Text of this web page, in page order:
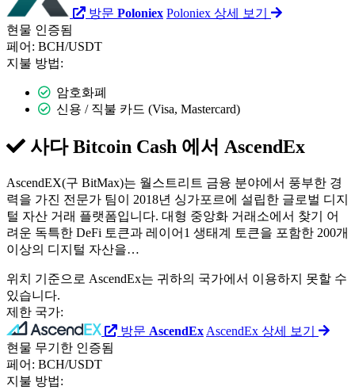
방문 Poloniex Poloniex 상세 보기
현물 인증됨
페어: BCH/USDT
지불 방법:
암호화폐
신용 / 직불 카드 (Visa, Mastercard)
사다 Bitcoin Cash 에서 AscendEx
AscendEX(구 BitMax)는 월스트리트 금융 분야에서 풍부한 경
력을 가진 전문가 팀이 2018년 싱가포르에 설립한 글로벌 디지
털 자산 거래 플랫폼입니다. 대형 중앙화 거래소에서 찾기 어
려운 독특한 DeFi 토큰과 레이어1 생태계 토큰을 포함한 200개
이상의 디지털 자산을…
위치 기준으로 AscendEx는 귀하의 국가에서 이용하지 못할 수
있습니다.
제한 국가:
방문 AscendEx AscendEx 상세 보기
현물 무기한 인증됨
페어: BCH/USDT
지불 방법: